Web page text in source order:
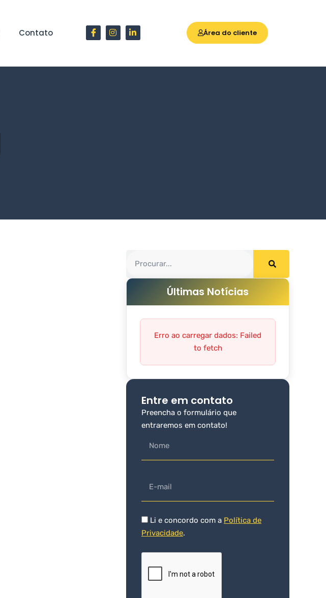
Contato Área do cliente
Últimas Notícias
Erro ao carregar dados: Failed
to fetch
Entre em contato
Preencha o formulário que
entraremos em contato!
Li e concordo com a Política de
Privacidade.